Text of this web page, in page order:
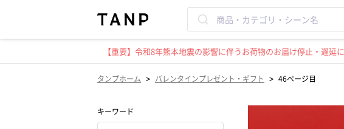
【重要】令和8年熊本地震の影響に伴うお荷物のお届け停止・遅延
タンプホーム > バレンタインプレゼント・ギフト > 46ページ目
キーワード